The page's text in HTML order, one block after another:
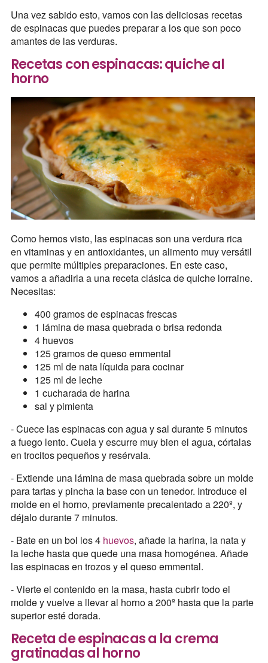
Una vez sabido esto, vamos con las deliciosas recetas
de espinacas que puedes preparar a los que son poco
amantes de las verduras.
Recetas con espinacas: quiche al
horno
Como hemos visto, las espinacas son una verdura rica
en vitaminas y en antioxidantes, un alimento muy versátil
que permite múltiples preparaciones. En este caso,
vamos a añadirla a una receta clásica de quiche lorraine.
Necesitas:
400 gramos de espinacas frescas
1 lámina de masa quebrada o brisa redonda
4 huevos
125 gramos de queso emmental
125 ml de nata líquida para cocinar
125 ml de leche
1 cucharada de harina
sal y pimienta
- Cuece las espinacas con agua y sal durante 5 minutos
a fuego lento. Cuela y escurre muy bien el agua, córtalas
en trocitos pequeños y resérvala.
- Extiende una lámina de masa quebrada sobre un molde
para tartas y pincha la base con un tenedor. Introduce el
molde en el horno, previamente precalentado a 220º, y
déjalo durante 7 minutos.
- Bate en un bol los 4 huevos, añade la harina, la nata y
la leche hasta que quede una masa homogénea. Añade
las espinacas en trozos y el queso emmental.
- Vierte el contenido en la masa, hasta cubrir todo el
molde y vuelve a llevar al horno a 200º hasta que la parte
superior esté dorada.
Receta de espinacas a la crema
gratinadas al horno